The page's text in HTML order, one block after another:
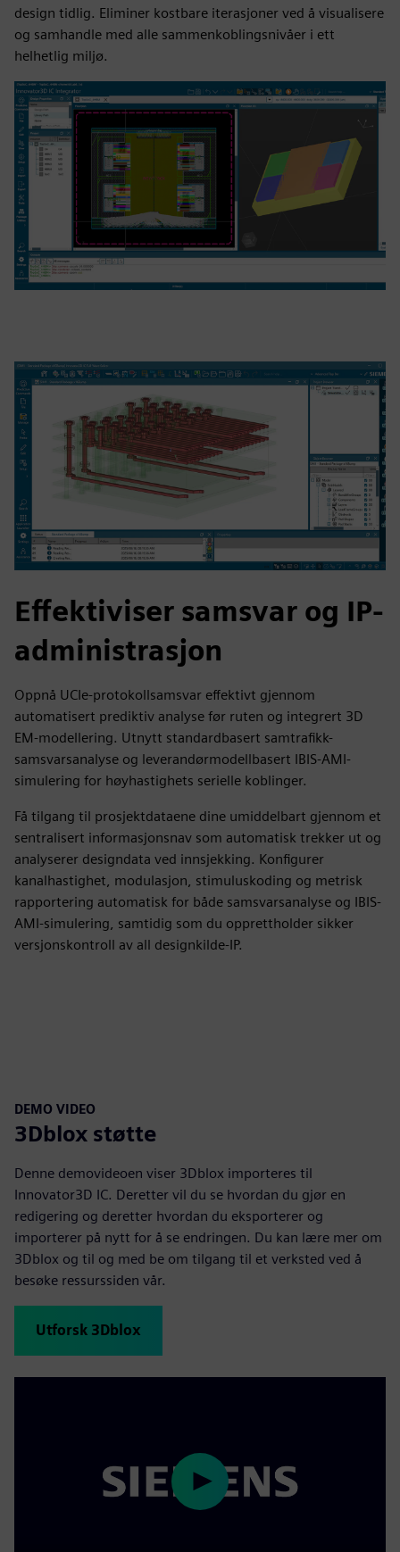
design tidlig. Eliminer kostbare iterasjoner ved å visualisere
og samhandle med alle sammenkoblingsnivåer i ett
helhetlig miljø.
Effektiviser samsvar og IP-
administrasjon
Oppnå UCIe-protokollsamsvar effektivt gjennom
automatisert prediktiv analyse før ruten og integrert 3D
EM-modellering. Utnytt standardbasert samtrafikk-
samsvarsanalyse og leverandørmodellbasert IBIS-AMI-
simulering for høyhastighets serielle koblinger.
Få tilgang til prosjektdataene dine umiddelbart gjennom et
sentralisert informasjonsnav som automatisk trekker ut og
analyserer designdata ved innsjekking. Konfigurer
kanalhastighet, modulasjon, stimuluskoding og metrisk
rapportering automatisk for både samsvarsanalyse og IBIS-
AMI-simulering, samtidig som du opprettholder sikker
versjonskontroll av all designkilde-IP.
DEMO VIDEO
3Dblox støtte
Denne demovideoen viser 3Dblox importeres til
Innovator3D IC. Deretter vil du se hvordan du gjør en
redigering og deretter hvordan du eksporterer og
importerer på nytt for å se endringen. Du kan lære mer om
3Dblox og til og med be om tilgang til et verksted ved å
besøke ressurssiden vår.
Utforsk 3Dblox
Play